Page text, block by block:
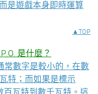
是遊戲本身即時運算
▲TOP
是什麼？
常數字是較小的，在數
特；而如果是標示